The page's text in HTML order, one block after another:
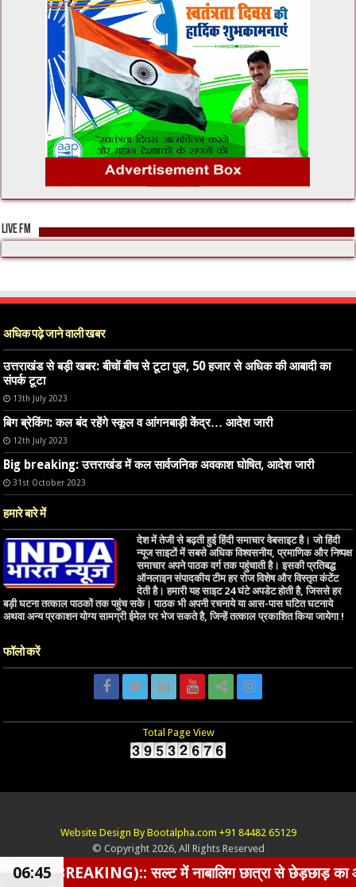
LIVE FM
अधिक पढ़े जाने वाली खबर
उत्तराखंड से बड़ी खबर: बीचों बीच से टूटा पुल, 50 हजार से अधिक की आबादी का
संपर्क टूटा
13th July 2023
बिग ब्रेकिंग: कल बंद रहेंगे स्कूल व आंगनबाड़ी केंद्र… आदेश जारी
12th July 2023
Big breaking: उत्तराखंड में कल सार्वजनिक अवकाश घोषित, आदेश जारी
31st October 2023
हमारे बारे में
देश में तेजी से बढ़ती हुई हिंदी समाचार वेबसाइट है। जो हिंदी
न्यूज साइटों में सबसे अधिक विश्वसनीय, प्रमाणिक और निष्पक्ष
समाचार अपने पाठक वर्ग तक पहुंचाती है। इसकी प्रतिबद्ध
ऑनलाइन संपादकीय टीम हर रोज विशेष और विस्तृत कंटेंट
देती है। हमारी यह साइट 24 घंटे अपडेट होती है, जिससे हर
बड़ी घटना तत्काल पाठकों तक पहुंच सके। पाठक भी अपनी रचनाये या आस-पास घटित घटनाये
अथवा अन्य प्रकाशन योग्य सामग्री ईमेल पर भेज सकते है, जिन्हें तत्काल प्रकाशित किया जायेगा !
फॉलो करें
Total Page View
Website Design By Bootalpha.com +91 84482 65129
© Copyright 2026, All Rights Reserved
सल्ट में नाबालिग छात्रा से छेड़छाड़ का आरोपी BJP
06:45